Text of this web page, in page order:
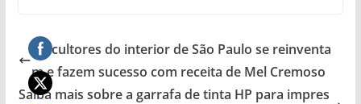
Apicultores do interior de São Paulo se reinventa
m e fazem sucesso com receita de Mel Cremoso
Saiba mais sobre a garrafa de tinta HP para impres